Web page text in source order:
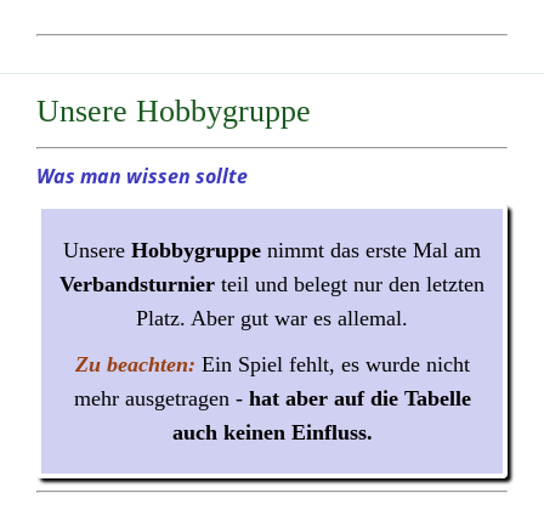
Unsere Hobbygruppe
Was man wissen sollte
Unsere Hobbygruppe nimmt das erste Mal am
Verbandsturnier teil und belegt nur den letzten
Platz. Aber gut war es allemal.
Zu beachten: Ein Spiel fehlt, es wurde nicht
mehr ausgetragen - hat aber auf die Tabelle
auch keinen Einfluss.